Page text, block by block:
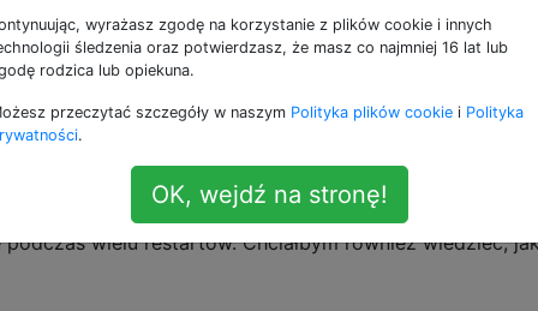
NVidia GTX 750M na moim MacBooku Pro 15
Wiem, że mogę używać GfxCardStatus, ale
trwałe rozwiązanie, zmieniając niektóre EFI flaga.
GPU z EFI?
podczas wielu restartów. Chciałbym również wiedzieć,
wyrażasz zgodę na korzystanie z plików cookie i innych
śledzenia oraz potwierdzasz, że masz co najmniej 16 lat lub
rodzica lub opiekuna.
przeczytać szczegóły w naszym Polityka plików cookie i Polityka
.
OK, wejdź na stronę!